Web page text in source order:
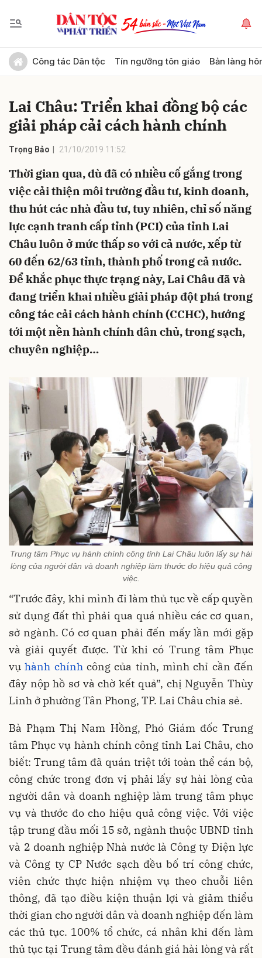
Công tác Dân tộc Tín ngưỡng tôn giáo Bản làng
Lai Châu: Triển khai đồng bộ các
giải pháp cải cách hành chính
Trọng Bảo 21/10/2019 11:52
Thời gian qua, dù đã có nhiều cố gắng trong
việc cải thiện môi trường đầu tư, kinh doanh,
thu hút các nhà đầu tư, tuy nhiên, chỉ số năng
lực cạnh tranh cấp tỉnh (PCI) của tỉnh Lai
Châu luôn ở mức thấp so với cả nước, xếp từ
60 đến 62/63 tỉnh, thành phố trong cả nước.
Để khắc phục thực trạng này, Lai Châu đã và
đang triển khai nhiều giải pháp đột phá trong
công tác cải cách hành chính (CCHC), hướng
tới một nền hành chính dân chủ, trong sạch,
chuyên nghiệp…
Trung tâm Phục vụ hành chính công tỉnh Lai Châu luôn lấy sự hài
lòng của người dân và doanh nghiệp làm thước đo hiệu quả công
việc.
“Trước đây, khi mình đi làm thủ tục về cấp quyền
sử dụng đất thì phải qua quá nhiều các cơ quan,
sở ngành. Có cơ quan phải đến mấy lần mới gặp
và giải quyết được. Từ khi có Trung tâm Phục
vụhành chínhcông của tỉnh, mình chỉ cần đến
đây nộp hồ sơ và chờ kết quả”, chị Nguyễn Thùy
Linh ở phường Tân Phong, TP. Lai Châu chia sẻ.
Bà Phạm Thị Nam Hồng, Phó Giám đốc Trung
tâm Phục vụ hành chính công tỉnh Lai Châu, cho
biết: Trung tâm đã quán triệt tới toàn thể cán bộ,
công chức trong đơn vị phải lấy sự hài lòng của
người dân và doanh nghiệp làm trung tâm phục
vụ và thước đo cho hiệu quả công việc. Với việc
tập trung đầu mối 15 sở, ngành thuộc UBND tỉnh
và 2 doanh nghiệp Nhà nước là Công ty Điện lực
và Công ty CP Nước sạch đều bố trí công chức,
viên chức thực hiện nhiệm vụ theo chuỗi liên
thông, đã tạo điều kiện thuận lợi và giảm thiểu
thời gian cho người dân và doanh nghiệp đến làm
các thủ tục. 100% tổ chức, cá nhân khi đến làm
thủ tục tại Trung tâm đều đánh giá hài lòng và rất
Gửi bình luận
Hủy Gửi